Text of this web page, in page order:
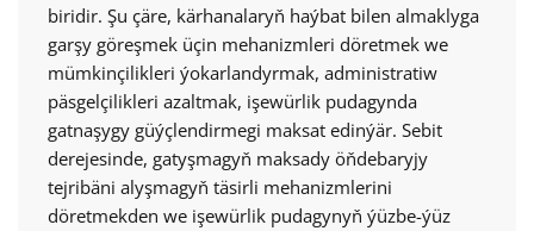
biridir. Şu çäre, kärhanalaryň haýbat bilen almaklyga
garşy göreşmek üçin mehanizmleri döretmek we
mümkinçilikleri ýokarlandyrmak, administratiw
päsgelçilikleri azaltmak, işewürlik pudagynda
gatnaşygy güýçlendirmegi maksat edinýär. Sebit
derejesinde, gatyşmagyň maksady öňdebaryjy
tejribäni alyşmagyň täsirli mehanizmlerini
döretmekden we işewürlik pudagynyň ýüzbe-ýüz